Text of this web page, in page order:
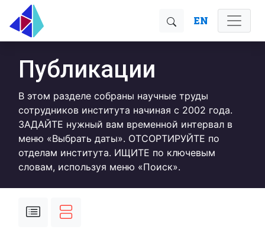
EN
Публикации
В этом разделе собраны научные труды
сотрудников института начиная с 2002 года.
ЗАДАЙТЕ нужный вам временной интервал в
меню «Выбрать даты». ОТСОРТИРУЙТЕ по
отделам института. ИЩИТЕ по ключевым
словам, используя меню «Поиск».